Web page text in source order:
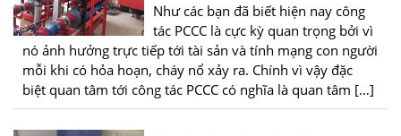
Như các bạn đã biết hiện nay công
tác PCCC là cực kỳ quan trọng bởi vì
nó ảnh hưởng trực tiếp tới tài sản và tính mạng con người
mỗi khi có hỏa hoạn, cháy nổ xảy ra. Chính vì vậy đặc
biệt quan tâm tới công tác PCCC có nghĩa là quan tâm […]